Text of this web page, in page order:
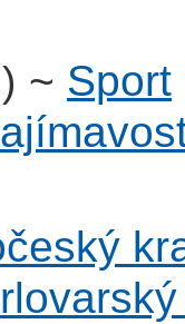
~ Sport